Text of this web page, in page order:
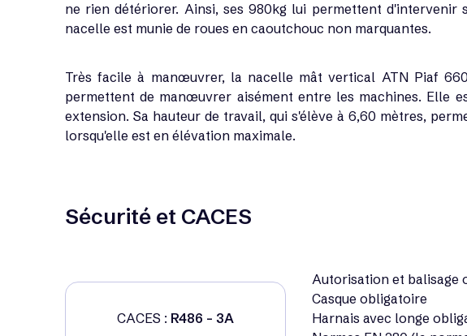
ne rien détériorer. Ainsi, ses 980kg lui permettent
nacelle est munie de roues en caoutchouc non marquantes.
Très facile à manœuvrer, la nacelle mât vertical ATN Piaf
permettent de manœuvrer aisément entre les machines. Elle
extension. Sa hauteur de travail, qui s'élève à 6,60 mètres,
lorsqu'elle est en élévation maximale.
Sécurité et CACES
CACES : R486 - 3A
Autorisation et balisage
Casque obligatoire
Harnais avec longe